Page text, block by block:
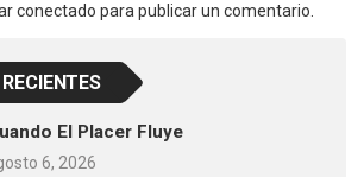
conectado para publicar un comentario.
El Placer Fluye
6, 2026